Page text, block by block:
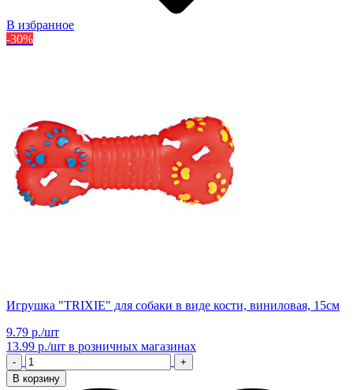
В избранное
-30%
Игрушка "TRIXIE" для собаки в виде кости, виниловая, 15см
9.79 р./шт
13.99 р./шт в розничных магазинах
-
+
В корзину